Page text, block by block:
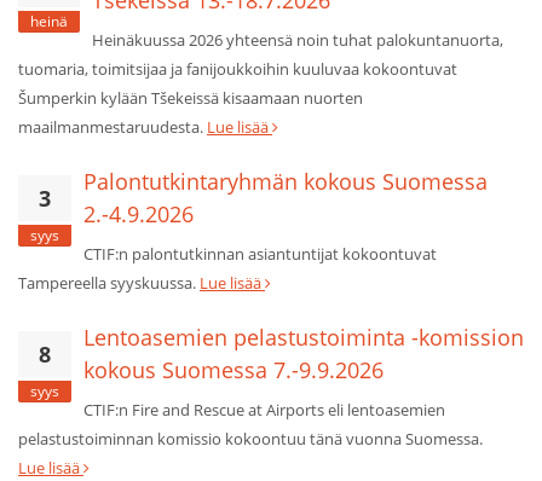
heinä
Heinäkuussa 2026 yhteensä noin tuhat palokuntanuorta,
tuomaria, toimitsijaa ja fanijoukkoihin kuuluvaa kokoontuvat
Šumperkin kylään Tšekeissä kisaamaan nuorten
maailmanmestaruudesta. Lue lisää
3
syys
Palontutkintaryhmän kokous Suomessa
2.-4.9.2026
CTIF:n palontutkinnan asiantuntijat kokoontuvat
Tampereella syyskuussa. Lue lisää
8
syys
Lentoasemien pelastustoiminta -komission
kokous Suomessa 7.-9.9.2026
CTIF:n Fire and Rescue at Airports eli lentoasemien
pelastustoiminnan komissio kokoontuu tänä vuonna Suomessa.
Lue lisää